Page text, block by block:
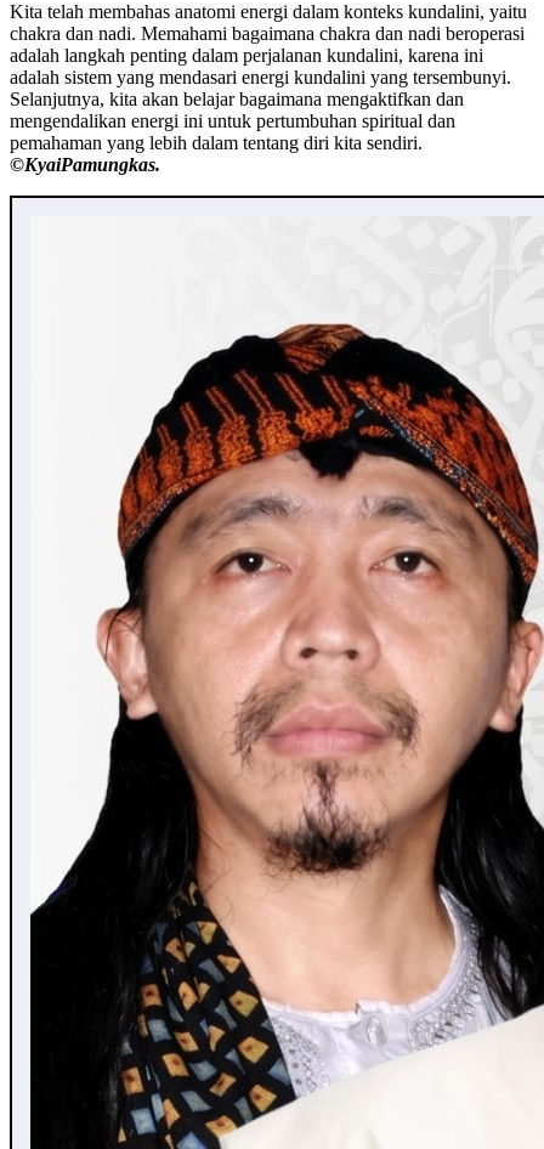
Kita telah membahas anatomi energi dalam konteks kundalini, yaitu
chakra dan nadi. Memahami bagaimana chakra dan nadi beroperasi
adalah langkah penting dalam perjalanan kundalini, karena ini
adalah sistem yang mendasari energi kundalini yang tersembunyi.
Selanjutnya, kita akan belajar bagaimana mengaktifkan dan
mengendalikan energi ini untuk pertumbuhan spiritual dan
pemahaman yang lebih dalam tentang diri kita sendiri.
©️KyaiPamungkas.